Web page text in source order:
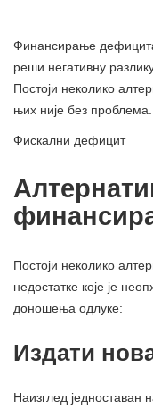
Финансирање дефицита
реши негативну
Постоји неколико
њих није без проблема.
Фискални дефицит
Постоји неколико
недостатке које је
доношења одлуке:
Издати
Наизглед